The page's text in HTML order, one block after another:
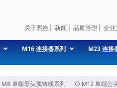
关于西连
新闻 品质管理 企业
M16 连接器系列 M23 连接
M8 单端母头预铸线系列 ○ M12 单端公